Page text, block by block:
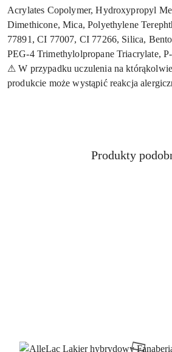
Acrylates Copolymer, Hydroxypropyl
Dimethicone, Mica, Polyethylene
77891, CI 77007, CI 77266, Silica,
PEG-4 Trimethylolpropane Triacrylate,
⚠ W przypadku uczulenia na
produkcie może wystąpić reakcja
Pomiń karuzelę produktów
Produkty
Produkty